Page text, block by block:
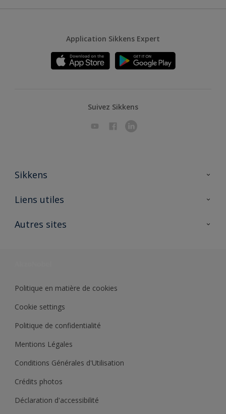
Application Sikkens Expert
Suivez Sikkens
Sikkens
A propos de Sikkens
Liens utiles
Ouvrir un magasin PASS
Autres sites
Politique en matière de cookies
Cookie settings
Politique de confidentialité
Mentions Légales
Conditions Générales d'Utilisation
Crédits photos
Déclaration d'accessibilité